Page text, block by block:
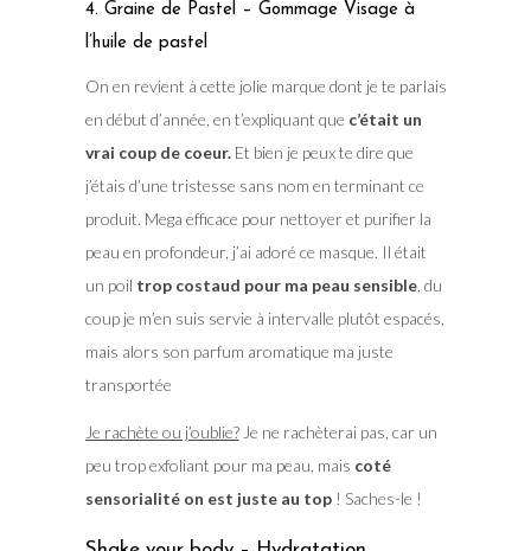
4. Graine de Pastel – Gommage Visage à
l’huile de pastel
On en revient à cette jolie marque dont je te parlais
en début d’année, en t’expliquant que c’était un
vrai coup de coeur.Et bien je peux te dire que
j’étais d’une tristesse sans nom en terminant ce
produit. Mega efficace pour nettoyer et purifier la
peau en profondeur, j’ai adoré ce masque. Il était
un poil trop costaud pour ma peau sensible, du
coup je m’en suis servie à intervalle plutôt espacés,
mais alors son parfum aromatique ma juste
transportée
Je rachète ou j’oublie?Je ne rachèterai pas, car un
peu trop exfoliant pour ma peau, mais coté
sensorialité on est juste au top! Saches-le !